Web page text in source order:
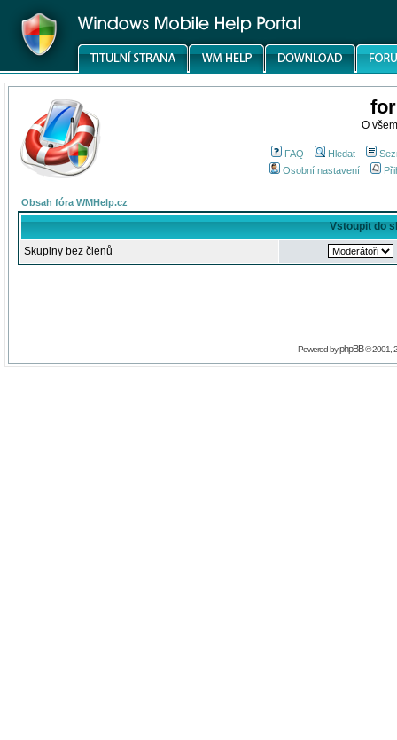
O
FAQ Hledat
Osobní nastavení
Obsah fóra WMHelp.cz
Vstoupit do
Skupiny bez členů
Powered byphpBB© 2001,